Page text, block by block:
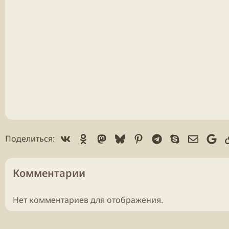
Поделиться: Vk Ok Mastodon
BlueskyPinterest
Telegram
Skype
Комментарии
Нет комментариев для отображения.